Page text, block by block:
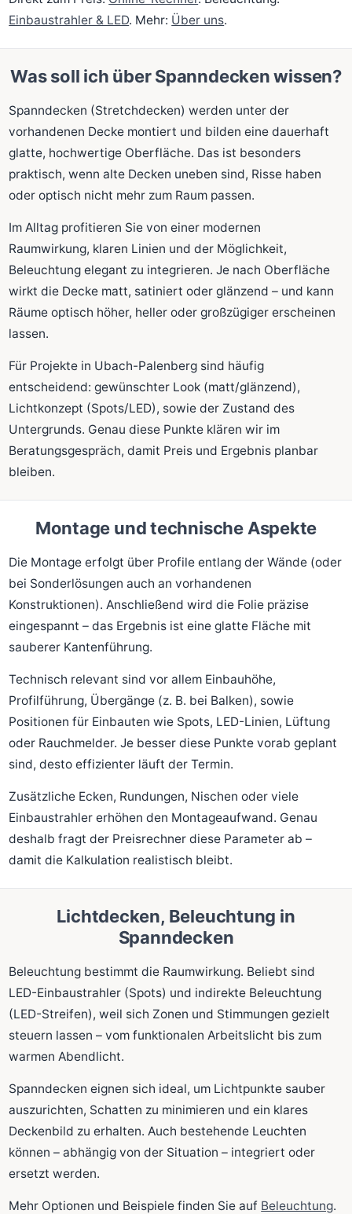
Einbaustrahler & LED. Mehr: Über uns.
Was soll ich über Spanndecken wissen?
Spanndecken (Stretchdecken) werden unter der
vorhandenen Decke montiert und bilden eine dauerhaft
glatte, hochwertige Oberfläche. Das ist besonders
praktisch, wenn alte Decken uneben sind, Risse haben
oder optisch nicht mehr zum Raum passen.
Im Alltag profitieren Sie von einer modernen
Raumwirkung, klaren Linien und der Möglichkeit,
Beleuchtung elegant zu integrieren. Je nach Oberfläche
wirkt die Decke matt, satiniert oder glänzend – und kann
Räume optisch höher, heller oder großzügiger erscheinen
lassen.
Für Projekte in Ubach-Palenberg sind häufig
entscheidend: gewünschter Look (matt/glänzend),
Lichtkonzept (Spots/LED), sowie der Zustand des
Untergrunds. Genau diese Punkte klären wir im
Beratungsgespräch, damit Preis und Ergebnis planbar
bleiben.
Montage und technische Aspekte
Die Montage erfolgt über Profile entlang der Wände (oder
bei Sonderlösungen auch an vorhandenen
Konstruktionen). Anschließend wird die Folie präzise
eingespannt – das Ergebnis ist eine glatte Fläche mit
sauberer Kantenführung.
Technisch relevant sind vor allem Einbauhöhe,
Profilführung, Übergänge (z. B. bei Balken), sowie
Positionen für Einbauten wie Spots, LED-Linien, Lüftung
oder Rauchmelder. Je besser diese Punkte vorab geplant
sind, desto effizienter läuft der Termin.
Zusätzliche Ecken, Rundungen, Nischen oder viele
Einbaustrahler erhöhen den Montageaufwand. Genau
deshalb fragt der Preisrechner diese Parameter ab –
damit die Kalkulation realistisch bleibt.
Lichtdecken, Beleuchtung in
Spanndecken
Beleuchtung bestimmt die Raumwirkung. Beliebt sind
LED-Einbaustrahler (Spots) und indirekte Beleuchtung
(LED-Streifen), weil sich Zonen und Stimmungen gezielt
steuern lassen – vom funktionalen Arbeitslicht bis zum
warmen Abendlicht.
Spanndecken eignen sich ideal, um Lichtpunkte sauber
auszurichten, Schatten zu minimieren und ein klares
Deckenbild zu erhalten. Auch bestehende Leuchten
können – abhängig von der Situation – integriert oder
ersetzt werden.
Mehr Optionen und Beispiele finden Sie auf Beleuchtung.